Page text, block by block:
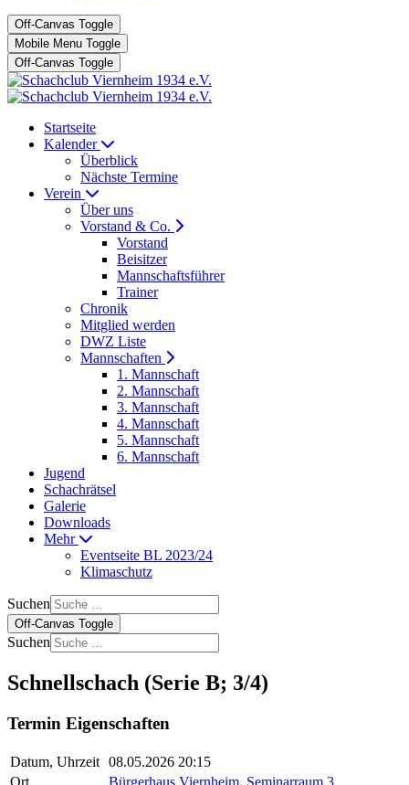
Off-Canvas Toggle
Mobile Menu Toggle
Off-Canvas Toggle
Startseite
Kalender
Überblick
Nächste Termine
Verein
Über uns
Vorstand & Co.
Vorstand
Beisitzer
Mannschaftsführer
Trainer
Chronik
Mitglied werden
DWZ Liste
Mannschaften
1. Mannschaft
2. Mannschaft
3. Mannschaft
4. Mannschaft
5. Mannschaft
6. Mannschaft
Jugend
Schachrätsel
Galerie
Downloads
Mehr
Eventseite BL 2023/24
Klimaschutz
Suchen
Off-Canvas Toggle
Suchen
Schnellschach (Serie B; 3/4)
Termin Eigenschaften
Datum, Uhrzeit 08.05.2026 20:15
Ort
Bürgerhaus Viernheim, Seminarraum 3